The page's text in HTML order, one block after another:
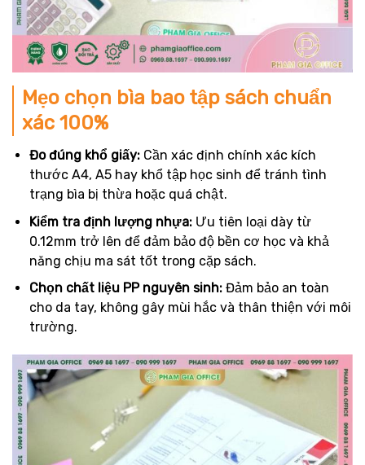
Mẹo chọn bìa bao tập sách chuẩn
xác 100%
Đo đúng khổ giấy:Cần xác định chính xác kích
thước A4, A5 hay khổ tập học sinh để tránh tình
trạng bìa bị thừa hoặc quá chật.
Kiểm tra định lượng nhựa:Ưu tiên loại dày từ
0.12mm trở lên để đảm bảo độ bền cơ học và khả
năng chịu ma sát tốt trong cặp sách.
Chọn chất liệu PP nguyên sinh:Đảm bảo an toàn
cho da tay, không gây mùi hắc và thân thiện với môi
trường.